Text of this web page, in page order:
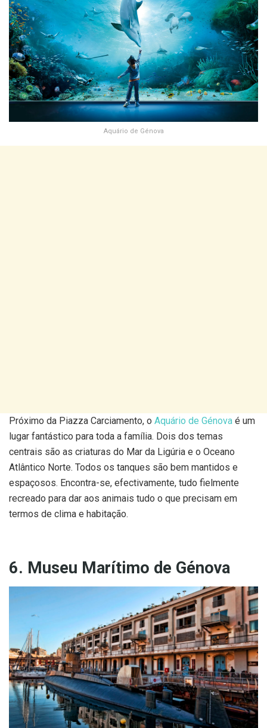
Aquário de Génova
Próximo da Piazza Carciamento, o Aquário de Génova é um
lugar fantástico para toda a família. Dois dos temas
centrais são as criaturas do Mar da Ligúria e o Oceano
Atlântico Norte. Todos os tanques são bem mantidos e
espaçosos. Encontra-se, efectivamente, tudo fielmente
recreado para dar aos animais tudo o que precisam em
termos de clima e habitação.
6. Museu Marítimo de Génova